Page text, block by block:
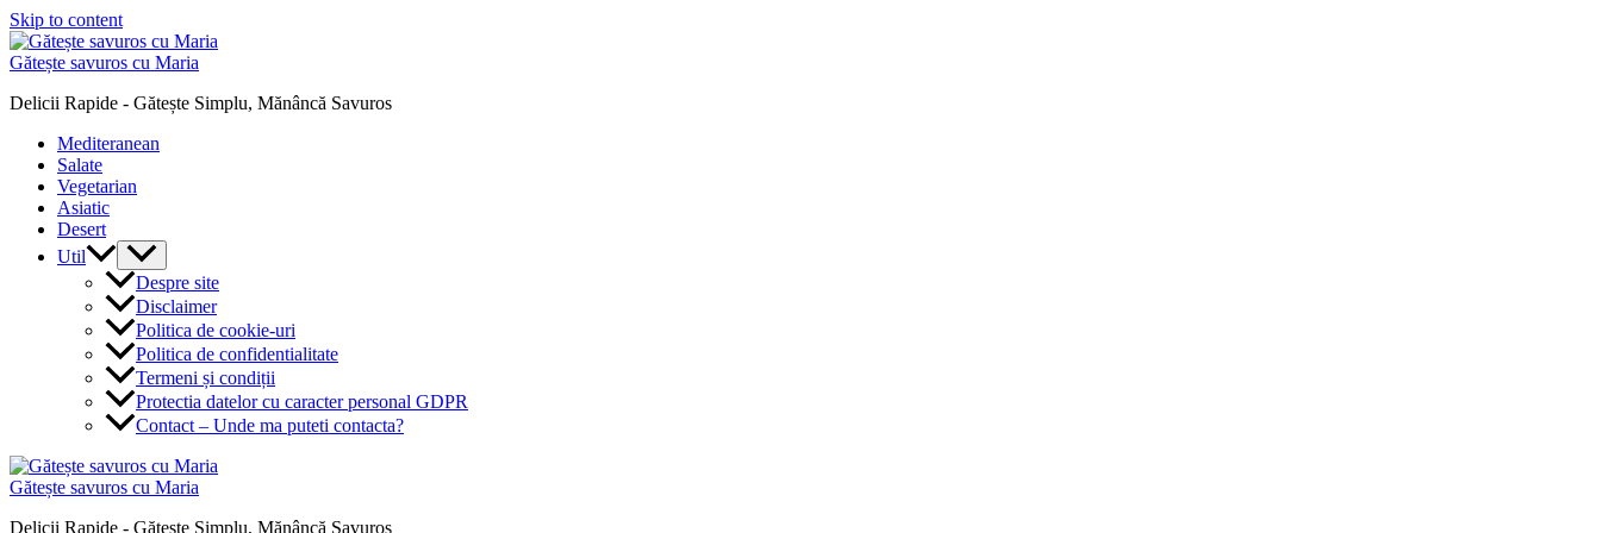
Skip to content
Gătește savuros cu Maria
Delicii Rapide - Gătește Simplu, Mănâncă Savuros
Mediteranean
Salate
Vegetarian
Asiatic
Desert
Util
Despre site
Disclaimer
Politica de cookie-uri
Politica de confidentialitate
Termeni și condiții
Protectia datelor cu caracter personal GDPR
Contact – Unde ma puteti contacta?
Gătește savuros cu Maria
Delicii Rapide - Gătește Simplu, Mănâncă Savuros